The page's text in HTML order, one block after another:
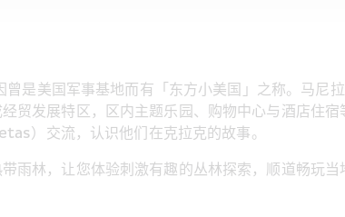
是美国军事基地而有「东方小美国」之称。马尼
贸发展特区，区内主题乐园、购物中心与酒店住
）交流，认识他们在克拉克的故事。
雨林，让您体验刺激有趣的丛林探索，顺道畅玩